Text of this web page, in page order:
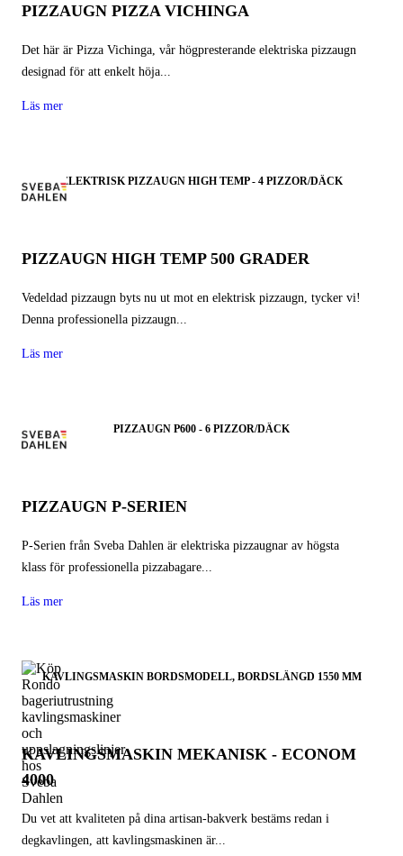
PIZZAUGN PIZZA VICHINGA
Det här är Pizza Vichinga, vår högpresterande elektriska pizzaugn
designad för att enkelt höja...
Läs mer
ELEKTRISK PIZZAUGN HIGH TEMP - 4 PIZZOR/DÄCK
PIZZAUGN HIGH TEMP 500 GRADER
Vedeldad pizzaugn byts nu ut mot en elektrisk pizzaugn, tycker vi!
Denna professionella pizzaugn...
Läs mer
PIZZAUGN P600 - 6 PIZZOR/DÄCK
PIZZAUGN P-SERIEN
P-Serien från Sveba Dahlen är elektriska pizzaugnar av högsta
klass för professionella pizzabagare...
Läs mer
KAVLINGSMASKIN BORDSMODELL, BORDSLÄNGD 1550 MM
KAVLINGSMASKIN MEKANISK - ECONOM
4000
Du vet att kvaliteten på dina artisan-bakverk bestäms redan i
degkavlingen, att kavlingsmaskinen är...